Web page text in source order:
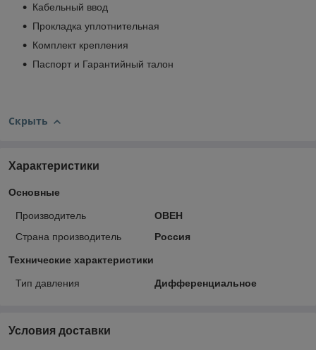
Кабельный ввод
Прокладка уплотнительная
Комплект крепления
Паспорт и Гарантийный талон
Скрыть
Характеристики
Основные
Производитель
ОВЕН
Страна производитель
Россия
Технические характеристики
Тип давления Дифференциальное
Условия доставки